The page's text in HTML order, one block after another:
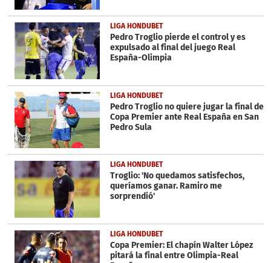
LIGA HONDUBET
Pedro Troglio pierde el control y es
expulsado al final del juego Real
España-Olimpia
LIGA HONDUBET
Pedro Troglio no quiere jugar la final de
Copa Premier ante Real España en San
Pedro Sula
LIGA HONDUBET
Troglio: 'No quedamos satisfechos,
queríamos ganar. Ramiro me
sorprendió'
LIGA HONDUBET
Copa Premier: El chapín Walter López
pitará la final entre Olimpia-Real